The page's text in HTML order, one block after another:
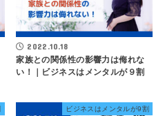
2022.10.18
家族との関係性の影響力は侮れな
い！｜ビジネスはメンタルが９割
ビジネスはメンタルが9割